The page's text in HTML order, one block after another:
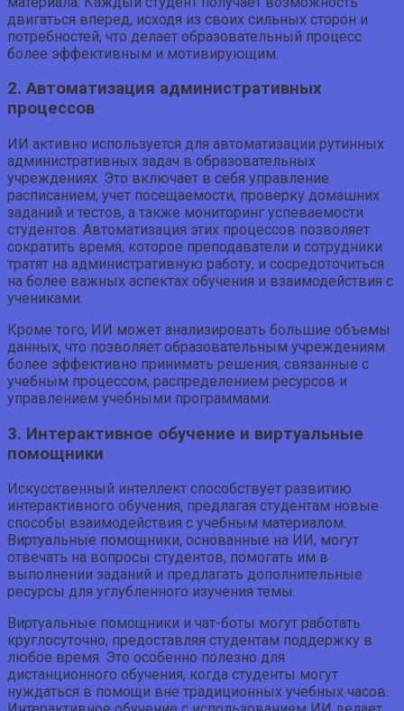
двигаться вперед, исходя из своих сильных сторон и
потребностей, что делает образовательный процесс
более эффективным и мотивирующим.
2. Автоматизация административных
процессов
ИИ активно используется для автоматизации рутинных
административных задач в образовательных
учреждениях. Это включает в себя управление
расписанием, учет посещаемости, проверку домашних
заданий и тестов, а также мониторинг успеваемости
студентов. Автоматизация этих процессов позволяет
сократить время, которое преподаватели и сотрудники
тратят на административную работу, и сосредоточиться
на более важных аспектах обучения и взаимодействия с
учениками.
Кроме того, ИИ может анализировать большие объемы
данных, что позволяет образовательным учреждениям
более эффективно принимать решения, связанные с
учебным процессом, распределением ресурсов и
управлением учебными программами.
3. Интерактивное обучение и виртуальные
помощники
Искусственный интеллект способствует развитию
интерактивного обучения, предлагая студентам новые
способы взаимодействия с учебным материалом.
Виртуальные помощники, основанные на ИИ, могут
отвечать на вопросы студентов, помогать им в
выполнении заданий и предлагать дополнительные
ресурсы для углубленного изучения темы.
Виртуальные помощники и чат-боты могут работать
круглосуточно, предоставляя студентам поддержку в
любое время. Это особенно полезно для
дистанционного обучения, когда студенты могут
нуждаться в помощи вне традиционных учебных часов.